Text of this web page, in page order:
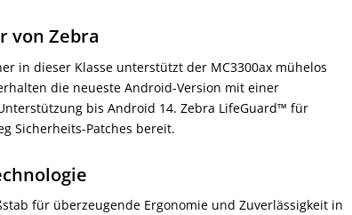
von Zebra
in dieser Klasse unterstützt der MC3300ax mühelos
die neueste Android-Version mit einer
bis Android 14. Zebra LifeGuard™ für
Sicherheits-Patches bereit.
für überzeugende Ergonomie und Zuverlässigkeit in